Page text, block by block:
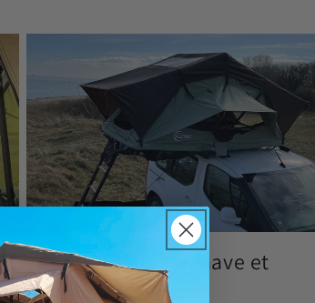
Hvilke biler kan have et
tagtelt?